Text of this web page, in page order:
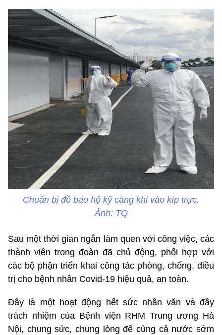
Chuẩn bị đồ bảo hộ kỹ càng khi vào kíp trực.
Ảnh: TQ
Sau một thời gian ngắn làm quen với công việc, các
thành viên trong đoàn đã chủ động, phối hợp với
các bộ phận triển khai công tác phòng, chống, điều
trị cho bệnh nhân Covid-19 hiệu quả, an toàn.
Đây là một hoạt động hết sức nhân văn và đầy
trách nhiệm của Bệnh viện RHM Trung ương Hà
Nội, chung sức, chung lòng để cùng cả nước sớm